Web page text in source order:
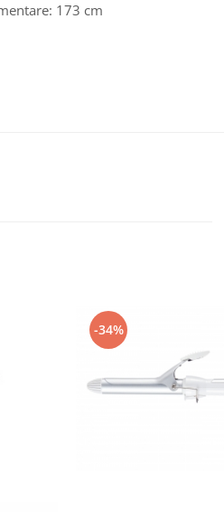
173 cm
-34%